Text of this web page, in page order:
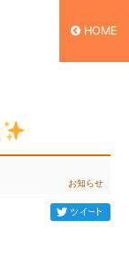
HOME
お知らせ